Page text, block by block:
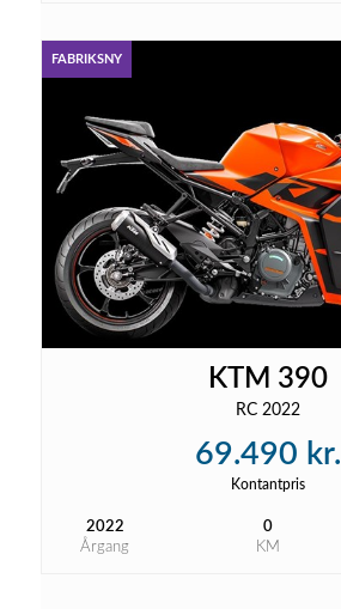
FABRIKSNY
KTM 390
RC 2022
69.490 kr.
Kontantpris
2022
Årgang
0
KM